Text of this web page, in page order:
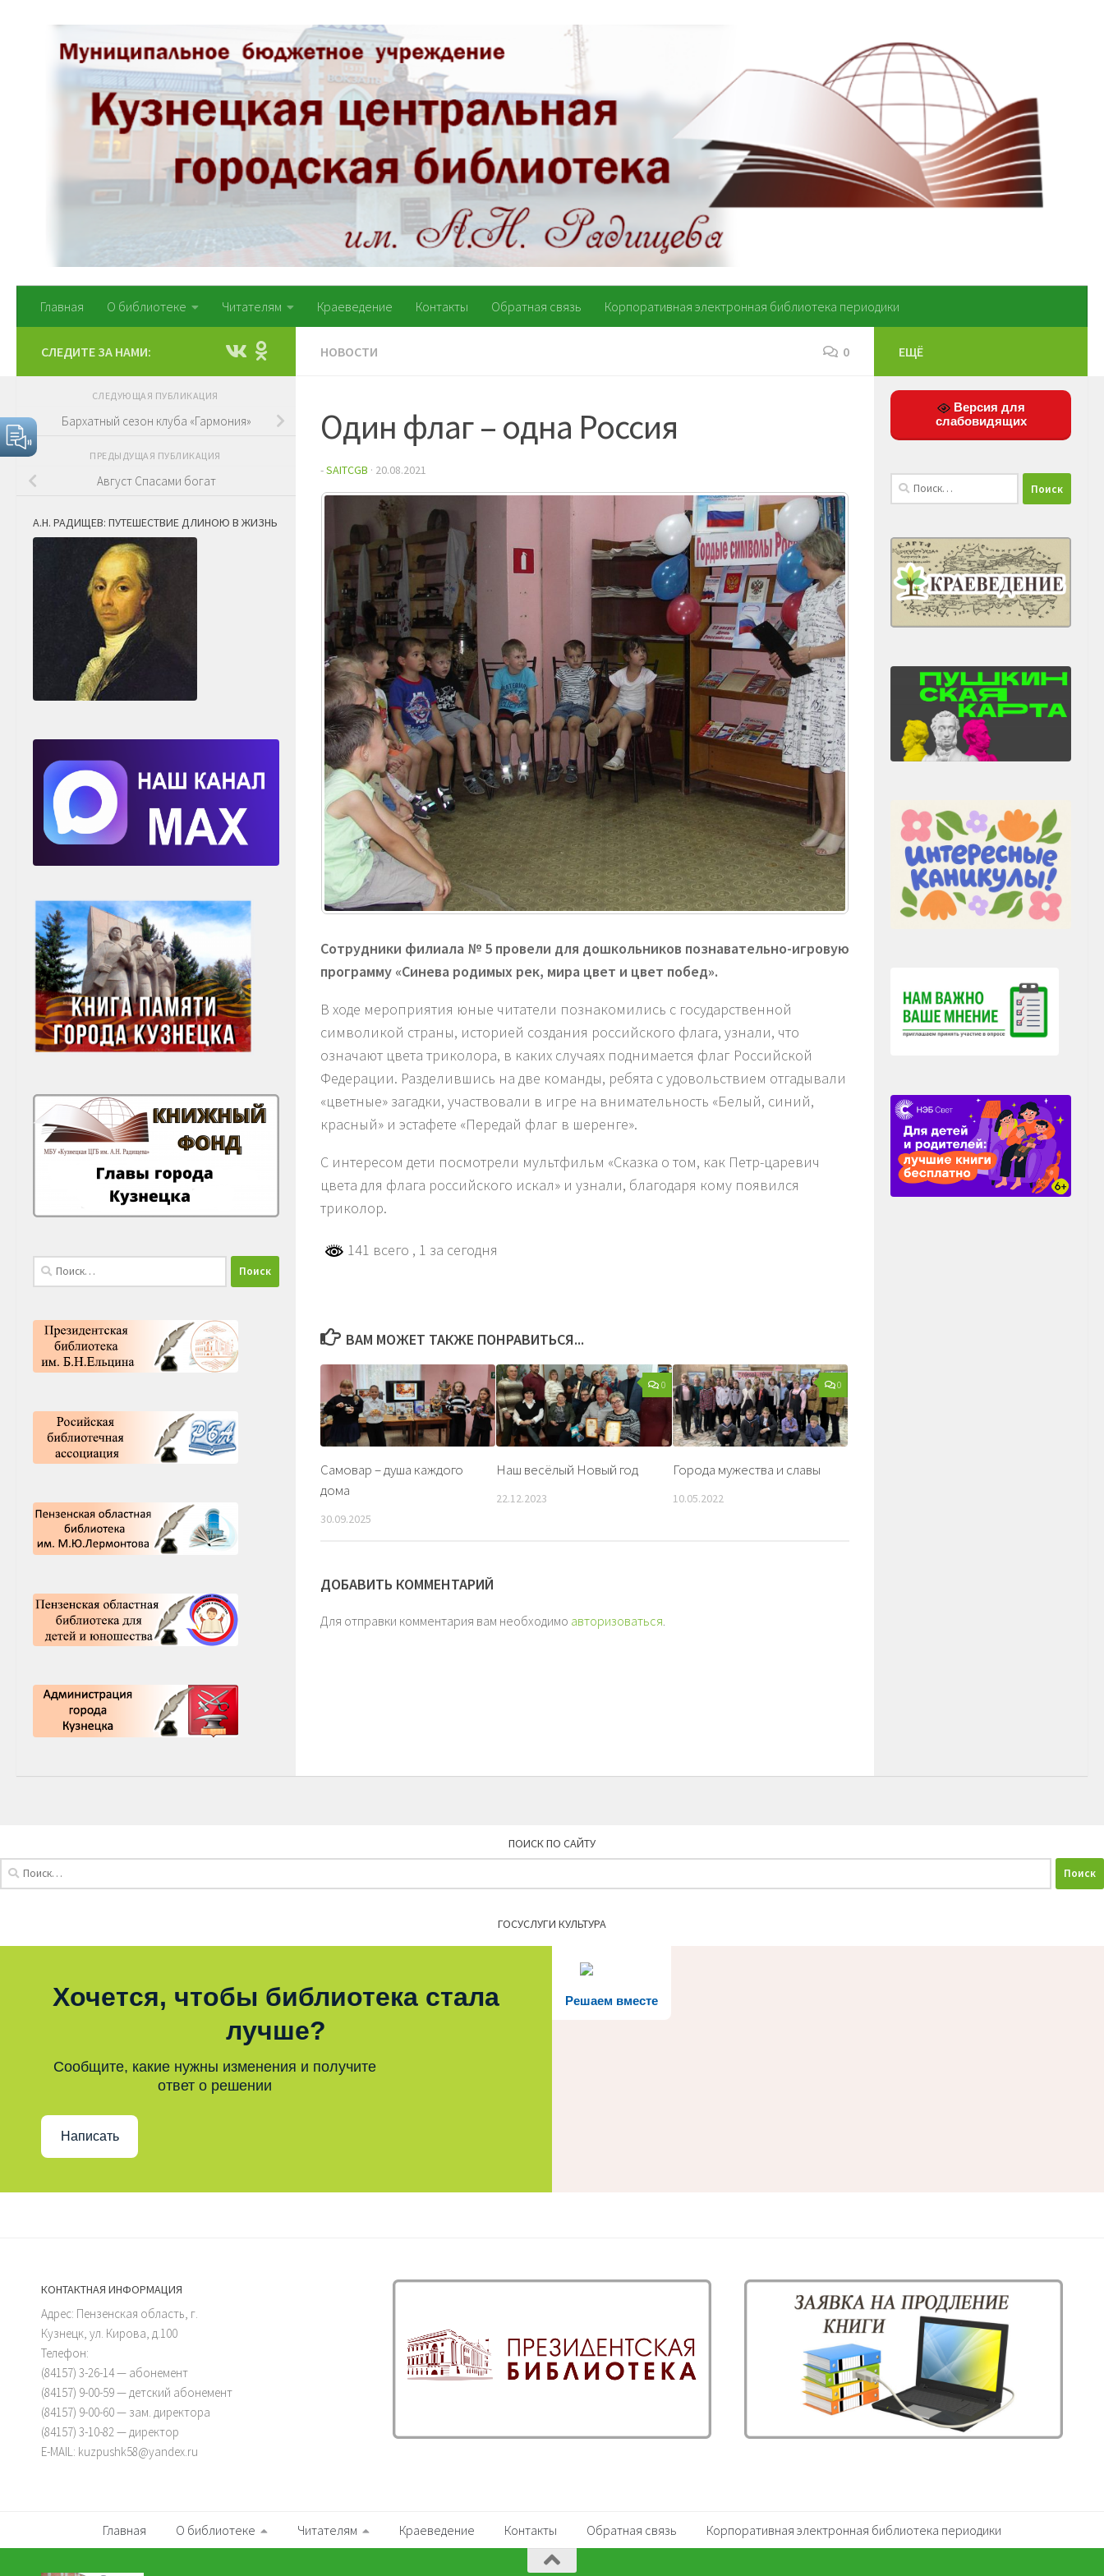
Перейти к содержимому
Главная О библиотеке Читателям Краеведение Контакты Обратная связь Корпоративная электронная библиотека периодики
НОВОСТИ 0
Один флаг – одна Россия
-SAITCGB · 20.08.2021
Сотрудники филиала № 5 провели для дошкольников познавательно-игровую
программу «Синева родимых рек, мира цвет и цвет побед».
В ходе мероприятия юные читатели познакомились с государственной
символикой страны, историей создания российского флага, узнали, что
означают цвета триколора, в каких случаях поднимается флаг Российской
Федерации. Разделившись на две команды, ребята с удовольствием отгадывали
«цветные» загадки, участвовали в игре на внимательность «Белый, синий,
красный» и эстафете «Передай флаг в шеренге».
С интересом дети посмотрели мультфильм «Сказка о том, как Петр-царевич
цвета для флага российского искал» и узнали, благодаря кому появился
триколор.
141 всего , 1 за сегодня
ВАМ МОЖЕТ ТАКЖЕ ПОНРАВИТЬСЯ...
Самовар – душа каждого
дома
30.09.2025
0
Наш весёлый Новый год
22.12.2023
0
Города мужества и славы
10.05.2022
ДОБАВИТЬ КОММЕНТАРИЙ
Для отправки комментария вам необходимо авторизоваться.
СЛЕДИТЕ ЗА НАМИ:
СЛЕДУЮЩАЯ ПУБЛИКАЦИЯ
Бархатный сезон клуба «Гармония»
ПРЕДЫДУЩАЯ ПУБЛИКАЦИЯ
Август Спасами богат
А.Н. РАДИЩЕВ: ПУТЕШЕСТВИЕ ДЛИНОЮ В ЖИЗНЬ
Найти:
ЕЩЁ
Версия для
слабовидящих
Найти:
ПОИСК ПО САЙТУ
ГОСУСЛУГИ КУЛЬТУРА
Решаем вместе
Хочется, чтобы библиотека стала
лучше?
Сообщите, какие нужны изменения и получите
ответ о решении
Написать
КОНТАКТНАЯ ИНФОРМАЦИЯ
Адрес: Пензенская область, г.
Кузнецк, ул. Кирова, д.100
Телефон:
(84157) 3-26-14 — абонемент
(84157) 9-00-59 — детский абонемент
(84157) 9-00-60 — зам. директора
(84157) 3-10-82 — директор
E-MAIL: kuzpushk58@yandex.ru
Главная О библиотеке Читателям Краеведение Контакты Обратная связь Корпоративная электронная библиотека периодики